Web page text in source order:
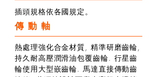
插頭規格依各國規定。
傳動軸
熱處理強化合金材質, 精準研磨齒輪,
持久耐高壓潤滑油包覆齒輪. 行星齒
輪使用大型嵌齒輪. 馬達直接傳動齒